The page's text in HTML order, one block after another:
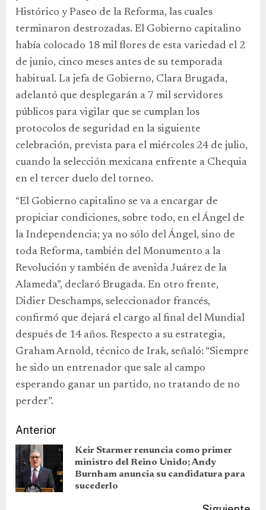
Histórico y Paseo de la Reforma, las cuales
terminaron destrozadas. El Gobierno capitalino
había colocado 18 mil flores de esta variedad el 2
de junio, cinco meses antes de su temporada
habitual. La jefa de Gobierno, Clara Brugada,
adelantó que desplegarán a 7 mil servidores
públicos para vigilar que se cumplan los
protocolos de seguridad en la siguiente
celebración, prevista para el miércoles 24 de julio,
cuando la selección mexicana enfrente a Chequia
en el tercer duelo del torneo.
“El Gobierno capitalino se va a encargar de
propiciar condiciones, sobre todo, en el Ángel de
la Independencia; ya no sólo del Ángel, sino de
toda Reforma, también del Monumento a la
Revolución y también de avenida Juárez de la
Alameda”, declaró Brugada. En otro frente,
Didier Deschamps, seleccionador francés,
confirmó que dejará el cargo al final del Mundial
después de 14 años. Respecto a su estrategia,
Graham Arnold, técnico de Irak, señaló: “Siempre
he sido un entrenador que sale al campo
esperando ganar un partido, no tratando de no
perder”.
Anterior
Keir Starmer renuncia como primer
ministro del Reino Unido; Andy
Burnham anuncia su candidatura para
sucederlo